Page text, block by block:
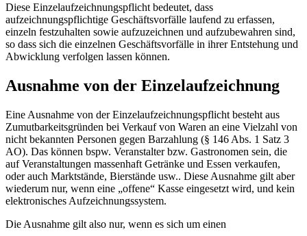
Diese Einzelaufzeichnungspflicht bedeutet, dass
aufzeichnungspflichtige Geschäftsvorfälle laufend zu erfassen,
einzeln festzuhalten sowie aufzuzeichnen und aufzubewahren sind,
so dass sich die einzelnen Geschäftsvorfälle in ihrer Entstehung und
Abwicklung verfolgen lassen können.
Ausnahme von der Einzelaufzeichnung
Eine Ausnahme von der Einzelaufzeichnungspflicht besteht aus
Zumutbarkeitsgründen bei Verkauf von Waren an eine Vielzahl von
nicht bekannten Personen gegen Barzahlung (§ 146 Abs. 1 Satz 3
AO). Das können bspw. Veranstalter bzw. Gastronomen sein, die
auf Veranstaltungen massenhaft Getränke und Essen verkaufen,
oder auch Marktstände, Bierstände usw.. Diese Ausnahme gilt aber
wiederum nur, wenn eine „offene“ Kasse eingesetzt wird, und kein
elektronisches Aufzeichnungssystem.
Die Ausnahme gilt also nur, wenn es sich um einen